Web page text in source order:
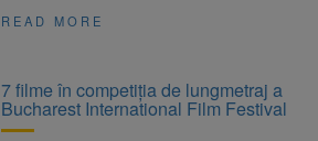
READ MORE
7 filme în competiţia de lungmetraj a
Bucharest International Film Festival